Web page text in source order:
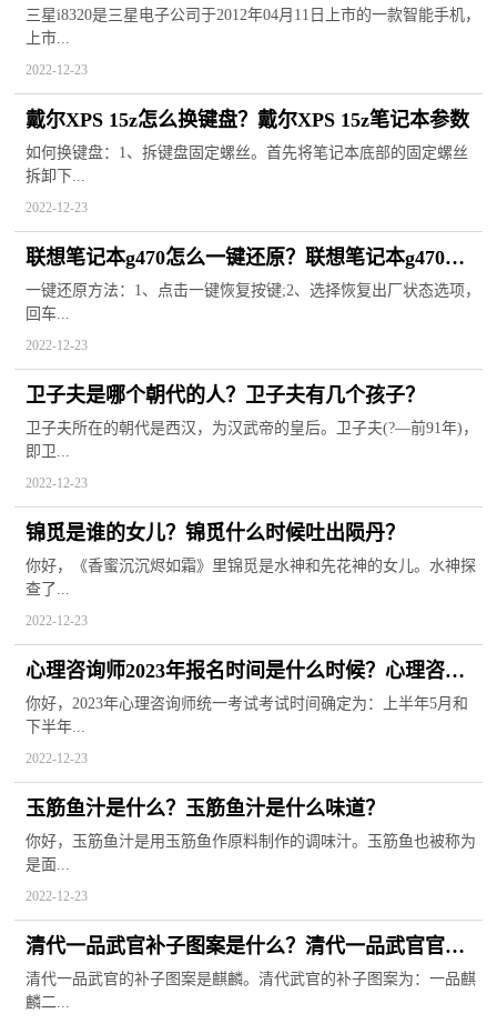
卓？
三星i8320是三星电子公司于2012年04月11日上市的一款智能手机，
上市...
2022-12-23
戴尔XPS 15z怎么换键盘？戴尔XPS 15z笔记本参数
如何换键盘：1、拆键盘固定螺丝。首先将笔记本底部的固定螺丝
拆卸下...
2022-12-23
联想笔记本g470怎么一键还原？联想笔记本g470配
置参数
一键还原方法：1、点击一键恢复按键;2、选择恢复出厂状态选项，
回车...
2022-12-23
卫子夫是哪个朝代的人？卫子夫有几个孩子？
卫子夫所在的朝代是西汉，为汉武帝的皇后。卫子夫(?—前91年)，
即卫...
2022-12-23
锦觅是谁的女儿？锦觅什么时候吐出陨丹？
你好，《香蜜沉沉烬如霜》里锦觅是水神和先花神的女儿。水神探
查了...
2022-12-23
心理咨询师2023年报名时间是什么时候？心理咨询
师报考条件
你好，2023年心理咨询师统一考试考试时间确定为：上半年5月和
下半年...
2022-12-23
玉筋鱼汁是什么？玉筋鱼汁是什么味道？
你好，玉筋鱼汁是用玉筋鱼作原料制作的调味汁。玉筋鱼也被称为
是面...
2022-12-23
清代一品武官补子图案是什么？清代一品武官官服
上绣的什么动物？
清代一品武官的补子图案是麒麟。清代武官的补子图案为：一品麒
麟二...